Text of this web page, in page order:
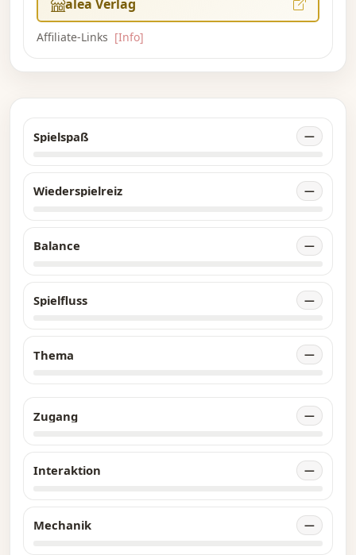
alea Verlag
Affiliate-Links [Info]
Spielspaß —
Wiederspielreiz —
Balance —
Spielfluss —
Thema —
Zugang —
Interaktion —
Mechanik —